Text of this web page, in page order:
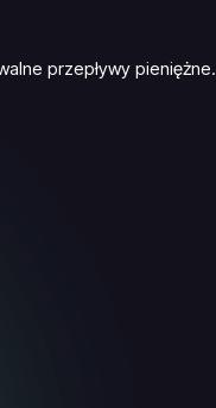
przepływy pieniężne.